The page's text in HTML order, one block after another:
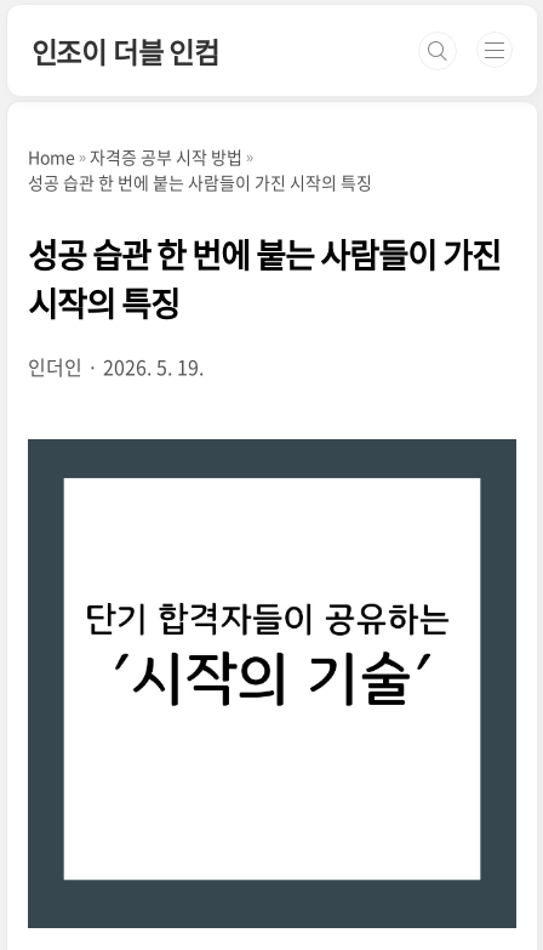
인조이 더블 인컴
Home
자격증 공부 시작 방법
성공 습관 한 번에 붙는 사람들이 가진 시작의 특징
성공 습관 한 번에 붙는 사람들이 가진
시작의 특징
인더인 2026. 5. 19.